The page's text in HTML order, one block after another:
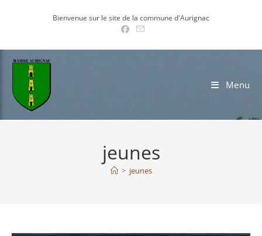
Bienvenue sur le site de la commune d'Aurignac
Menu
jeunes
> jeunes